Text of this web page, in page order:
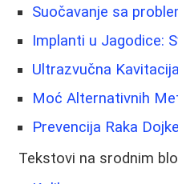
Suočavanje sa
Implanti u Jagodice:
Ultrazvučna
Moć Alternativnih
Prevencija Raka
Tekstovi na srodnim